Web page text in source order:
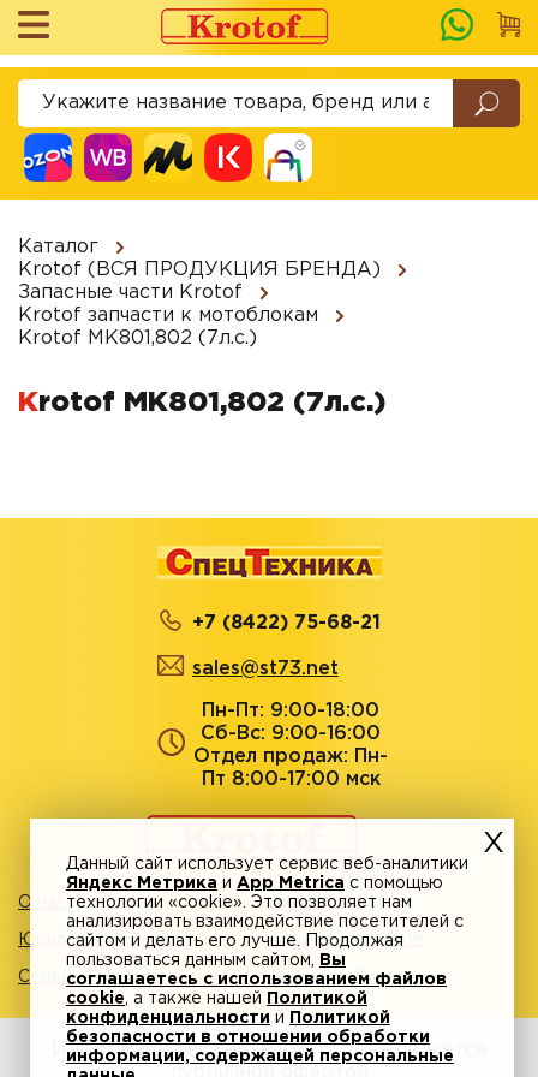
Каталог
Krotof (ВСЯ ПРОДУКЦИЯ БРЕНДА)
Запасные части Krotof
Krotof запчасти к мотоблокам
Krotof МК801,802 (7л.с.)
Krotof МК801,802 (7л.с.)
+7 (8422) 75-68-21
sales@st73.net
Пн-Пт: 9:00-18:00
Сб-Вс: 9:00-16:00
Отдел продаж: Пн-
Пт 8:00-17:00 мск
О нас Акции
Юридическим лицам Адреса магазинов
Сервисный центр Личный кабинет
Информация на сайте krotof.ru не является
Данный сайт использует сервис веб-аналитики
Яндекс Метрика и App Metrica с помощью
технологии «cookie». Это позволяет нам
анализировать взаимодействие посетителей с
сайтом и делать его лучше. Продолжая
пользоваться данным сайтом,
Вы
соглашаетесь с использованием файлов
cookie , а также нашей
Политикой
конфиденциальности и
Политикой
безопасности в отношении обработки
информации, содержащей персональные